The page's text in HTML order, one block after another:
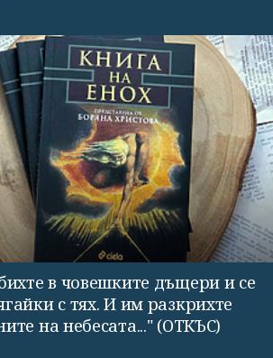
в чо­вешките дъщери и се
с тях. И им раз­крихте
на небесата..." (ОТКЪС)